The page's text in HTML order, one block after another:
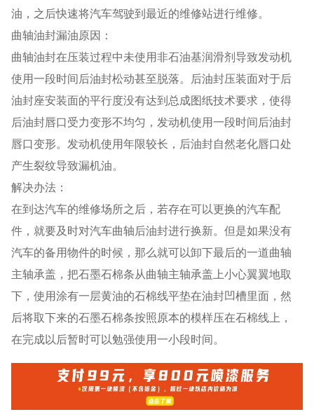
油，之后快速将汽车驾驶到最近的维修站进行维修。
曲轴油封漏油原因：
曲轴油封在压装过程中未使用非石油基润滑剂导致发动机
使用一段时间后油封松动甚至脱落。后油封压装面对于后
油封座安装面的平行度没有达到总成图纸技术要求，使得
后油封唇口受力变形不均匀，发动机使用一段时间后油封
唇口变形。发动机使用年限较长，后油封自然老化唇口处
产生裂纹导致漏机油。
解决办法：
在到达汽车的维修场所之后，若存在可以更换的汽车配
件，就要及时对汽车曲轴后油封进行换新。但是如果没有
汽车的备用物件的时候，那么就可以卸下最后的一道曲轴
主轴承盖，把石墨石棉条从曲轴主轴承盖上小心翼翼地取
下，使用涂有一层黄油的石棉线平垫在油封凹槽里面，然
后将取下来的石墨石棉条按照原本的模样压在石棉线上，
在完成以后暂时可以勉强使用一小段时间。